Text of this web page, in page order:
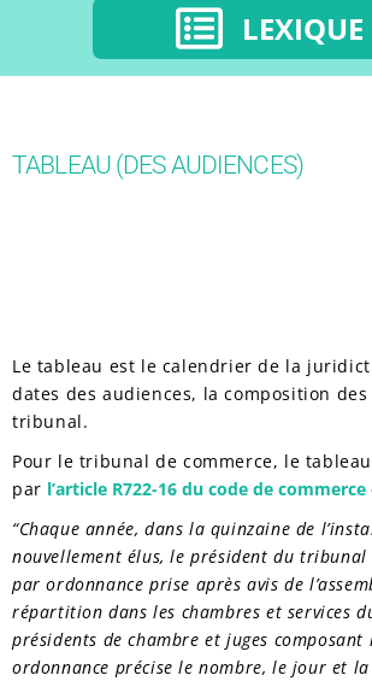
LEXIQUE
TABLEAU (DES AUDIENCES)
Le tableau est le calendrier de la
dates des audiences, la composition
tribunal.
Pour le tribunal de commerce, le
par l’article R722-16 du code de commerce
“Chaque année, dans la quinzaine de
nouvellement élus, le président du tribunal
par ordonnance prise après avis de
répartition dans les chambres et services
présidents de chambre et juges
ordonnance précise le nombre, le jour et